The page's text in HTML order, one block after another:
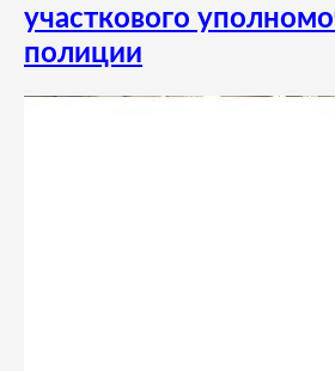
участкового
полиции